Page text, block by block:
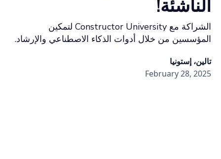
الناشئة!
الشراكة مع Constructor University لتمكين
المؤسسين من خلال أدوات الذكاء الاصطناعي والإرشاد.
تالين، إستونيا
February 28, 2025